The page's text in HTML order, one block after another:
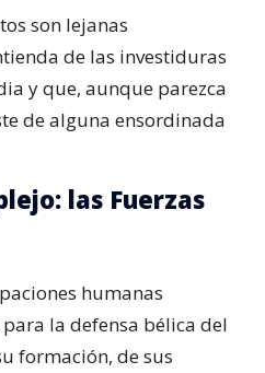
son lejanas
de las investiduras
y que, aunque parezca
de alguna ensordinada
las Fuerzas
humanas
la defensa bélica del
formación, de sus